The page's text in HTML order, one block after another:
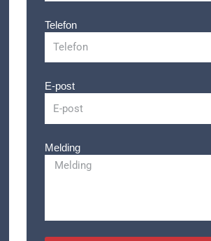
Telefon
E-post
Melding